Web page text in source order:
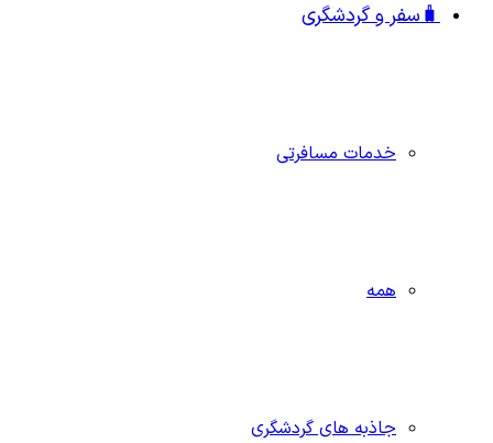
🧳سفر و گردشگری
خدمات مسافرتی
همه
جاذبه‌ های گردشگری